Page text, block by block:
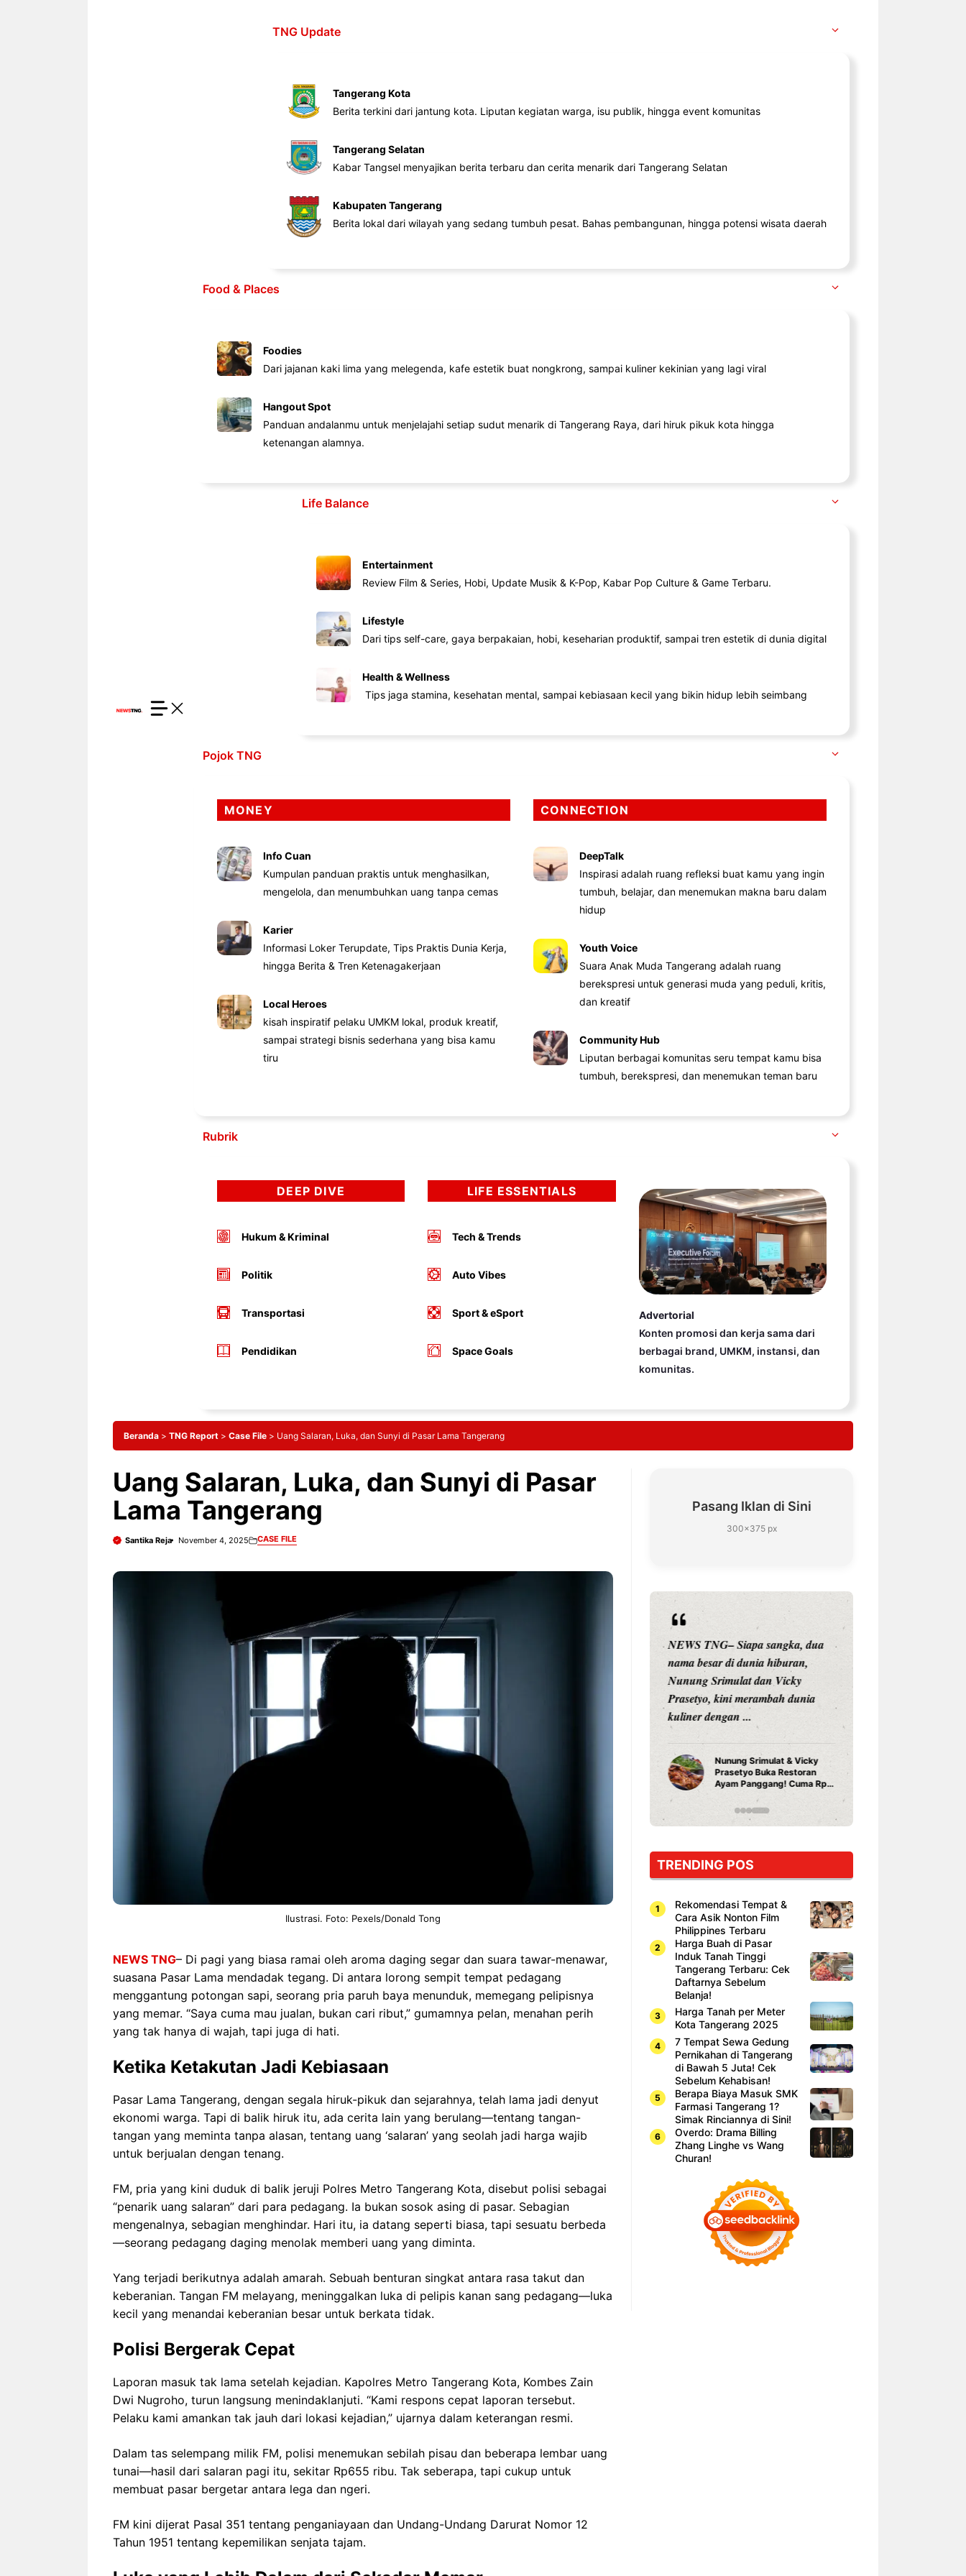
TNG Update
Tangerang Kota
Berita terkini dari jantung kota. Liputan kegiatan warga, isu publik, hingga event komunitas
Tangerang Selatan
Kabar Tangsel menyajikan berita terbaru dan cerita menarik dari Tangerang Selatan
Kabupaten Tangerang
Berita lokal dari wilayah yang sedang tumbuh pesat. Bahas pembangunan, hingga potensi wisata daerah
Food & Places
Foodies
Dari jajanan kaki lima yang melegenda, kafe estetik buat nongkrong, sampai kuliner kekinian yang lagi viral
Hangout Spot
Panduan andalanmu untuk menjelajahi setiap sudut menarik di Tangerang Raya, dari hiruk pikuk kota hingga
ketenangan alamnya.
Life Balance
Entertainment
Review Film & Series, Hobi, Update Musik & K-Pop, Kabar Pop Culture & Game Terbaru.
Lifestyle
Dari tips self-care, gaya berpakaian, hobi, keseharian produktif, sampai tren estetik di dunia digital
Health & Wellness
Tips jaga stamina, kesehatan mental, sampai kebiasaan kecil yang bikin hidup lebih seimbang
Pojok TNG
MONEY
Info Cuan
Kumpulan panduan praktis untuk menghasilkan,
mengelola, dan menumbuhkan uang tanpa cemas
Karier
Informasi Loker Terupdate, Tips Praktis Dunia Kerja,
hingga Berita & Tren Ketenagakerjaan
Local Heroes
kisah inspiratif pelaku UMKM lokal, produk kreatif,
sampai strategi bisnis sederhana yang bisa kamu
tiru
CONNECTION
DeepTalk
Inspirasi adalah ruang refleksi buat kamu yang ingin
tumbuh, belajar, dan menemukan makna baru dalam
hidup
Youth Voice
Suara Anak Muda Tangerang adalah ruang
berekspresi untuk generasi muda yang peduli, kritis,
dan kreatif
Community Hub
Liputan berbagai komunitas seru tempat kamu bisa
tumbuh, berekspresi, dan menemukan teman baru
Rubrik
DEEP DIVE
Hukum & Kriminal
Politik
Transportasi
Pendidikan
LIFE ESSENTIALS
Tech & Trends
Auto Vibes
Sport & eSport
Space Goals
Advertorial
Konten promosi dan kerja sama dari
berbagai brand, UMKM, instansi, dan
komunitas.
Beranda > TNG Report > Case File > Uang Salaran, Luka, dan Sunyi di Pasar Lama Tangerang
Uang Salaran, Luka, dan Sunyi di Pasar
Lama Tangerang
Santika Reja November 4, 2025 CASE FILE
Ilustrasi. Foto: Pexels/Donald Tong
NEWS TNG– Di pagi yang biasa ramai oleh aroma daging segar dan suara tawar-menawar,
suasana Pasar Lama mendadak tegang. Di antara lorong sempit tempat pedagang
menggantung potongan sapi, seorang pria paruh baya menunduk, memegang pelipisnya
yang memar. “Saya cuma mau jualan, bukan cari ribut,” gumamnya pelan, menahan perih
yang tak hanya di wajah, tapi juga di hati.
Ketika Ketakutan Jadi Kebiasaan
Pasar Lama Tangerang, dengan segala hiruk-pikuk dan sejarahnya, telah lama jadi denyut
ekonomi warga. Tapi di balik hiruk itu, ada cerita lain yang berulang—tentang tangan-
tangan yang meminta tanpa alasan, tentang uang ‘salaran’ yang seolah jadi harga wajib
untuk berjualan dengan tenang.
FM, pria yang kini duduk di balik jeruji Polres Metro Tangerang Kota, disebut polisi sebagai
“penarik uang salaran” dari para pedagang. Ia bukan sosok asing di pasar. Sebagian
mengenalnya, sebagian menghindar. Hari itu, ia datang seperti biasa, tapi sesuatu berbeda
—seorang pedagang daging menolak memberi uang yang diminta.
Yang terjadi berikutnya adalah amarah. Sebuah benturan singkat antara rasa takut dan
keberanian. Tangan FM melayang, meninggalkan luka di pelipis kanan sang pedagang—luka
kecil yang menandai keberanian besar untuk berkata tidak.
Polisi Bergerak Cepat
Laporan masuk tak lama setelah kejadian. Kapolres Metro Tangerang Kota, Kombes Zain
Dwi Nugroho, turun langsung menindaklanjuti. “Kami respons cepat laporan tersebut.
Pelaku kami amankan tak jauh dari lokasi kejadian,” ujarnya dalam keterangan resmi.
Dalam tas selempang milik FM, polisi menemukan sebilah pisau dan beberapa lembar uang
tunai—hasil dari salaran pagi itu, sekitar Rp655 ribu. Tak seberapa, tapi cukup untuk
membuat pasar bergetar antara lega dan ngeri.
FM kini dijerat Pasal 351 tentang penganiayaan dan Undang-Undang Darurat Nomor 12
Tahun 1951 tentang kepemilikan senjata tajam.
Pasang Iklan di Sini
300×375 px
NEWS TNG– Pernah gak sih
kamu mulai ngerjain sesuatu cuma
buat iseng-iseng, eh ternyata malah
jadi peluang bisnis yang
menguntungkan? ...
NEWS TNG– Siapa yang tidak
kenal dengan kelezatan masakan
Jepang? Kuliner dari negeri
mendunia dan punya ...
7 Menu
NEWS TNG– Siapa sangka, dua
nama besar di dunia hiburan,
Nunung Srimulat dan Vicky
Prasetyo, kini merambah dunia
kuliner dengan ...
Nunung Srimulat & Vicky
Prasetyo Buka Restoran
Ayam Panggang! Cuma Rp
Mami Bikin Nagih!
TRENDING POS
Rekomendasi Tempat &
Cara Asik Nonton Film
Philippines Terbaru
Harga Buah di Pasar
Induk Tanah Tinggi
Tangerang Terbaru: Cek
Daftarnya Sebelum
Belanja!
Harga Tanah per Meter
Kota Tangerang 2025
7 Tempat Sewa Gedung
Pernikahan di Tangerang
di Bawah 5 Juta! Cek
Sebelum Kehabisan!
Berapa Biaya Masuk SMK
Farmasi Tangerang 1?
Simak Rinciannya di Sini!
Overdo: Drama Billing
Zhang Linghe vs Wang
Churan!